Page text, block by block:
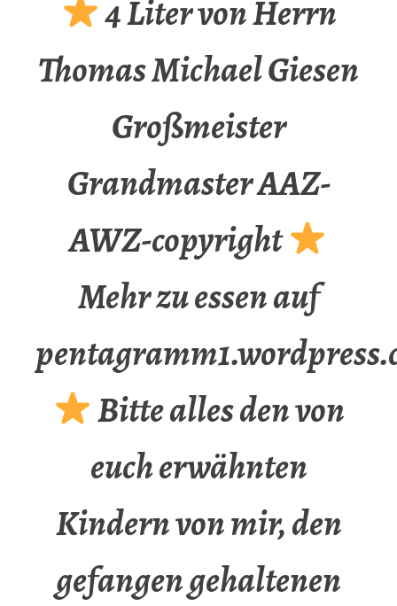
4 Liter von Herrn
Thomas Michael Giesen
Großmeister
Grandmaster AAZ-
AWZ-copyright
Mehr zu essen auf
Bitte alles den von
euch erwähnten
Kindern von mir, den
gefangen gehaltenen